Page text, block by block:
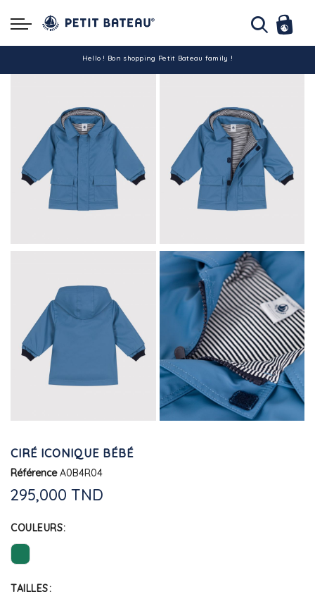
Hello ! Bon shopping Petit Bateau family !
La livraison est assurée partout en Tunisie !
-10% pour tout paiement par carte bancaire (hors promo)
CIRÉ ICONIQUE BÉBÉ
Référence A0B4R04
295,000 TND
COULEURS
TAILLES